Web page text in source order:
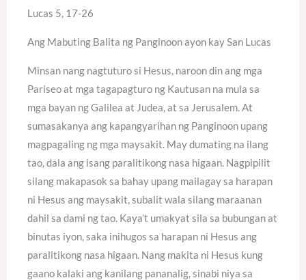
Lucas 5, 17-26
Ang Mabuting Balita ng Panginoon ayon kay San Lucas
Minsan nang nagtuturo si Hesus, naroon din ang mga
Pariseo at mga tagapagturo ng Kautusan na mula sa
mga bayan ng Galilea at Judea, at sa Jerusalem. At
sumasakanya ang kapangyarihan ng Panginoon upang
magpagaling ng mga maysakit. May dumating na ilang
tao, dala ang isang paralitikong nasa higaan. Nagpipilit
silang makapasok sa bahay upang mailagay sa harapan
ni Hesus ang maysakit, subalit wala silang maraanan
dahil sa dami ng tao. Kaya’t umakyat sila sa bubungan at
binutas iyon, saka inihugos sa harapan ni Hesus ang
paralitikong nasa higaan. Nang makita ni Hesus kung
gaano kalaki ang kanilang pananalig, sinabi niya sa